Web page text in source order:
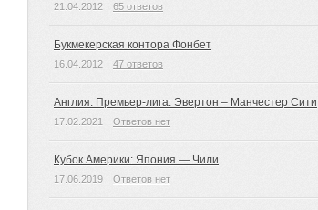
21.04.2012 65 ответов
Букмекерская контора Фонбет
16.04.2012 47 ответов
Англия. Премьер-лига: Эвертон – Манчестер Сити
17.02.2021 Ответов нет
Кубок Америки: Япония — Чили
17.06.2019 Ответов нет